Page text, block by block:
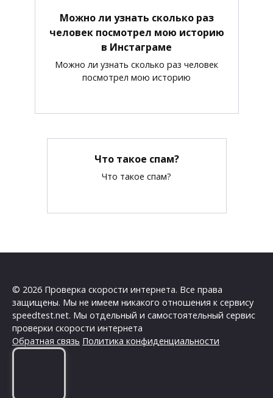
Можно ли узнать сколько раз
человек посмотрел мою историю
в Инстаграме
Можно ли узнать сколько раз человек
посмотрел мою историю
Что такое спам?
Что такое спам?
© 2026 Проверка скорости интернета. Все права
защищены. Мы не имеем никакого отношения к сервису
speedtest.net. Мы отдельный и самостоятельный сервис
проверки скорости интернета
Обратная связь Политика конфиденциальности